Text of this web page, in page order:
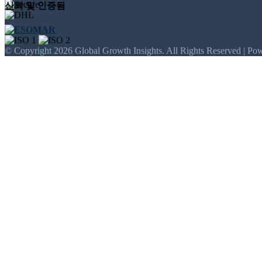
신뢰 및 인증됨
© Copyright 2026 Global Growth Insights. All Rights Reserved |